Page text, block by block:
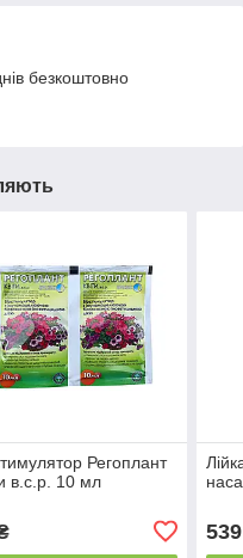
безкоштовно
Регоплант
в.с.р. 10 мл
539